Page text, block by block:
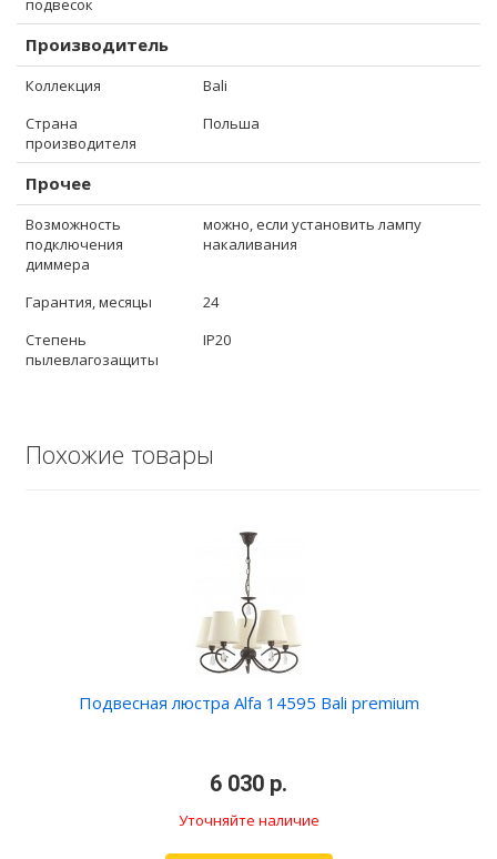
подвесок
Производитель
Коллекция
Bali
Страна
производителя
Польша
Прочее
Возможность
подключения
диммера
можно, если установить лампу
накаливания
Гарантия, месяцы
24
Степень
пылевлагозащиты
IP20
Похожие товары
Подвесная люстра Alfa 14595 Bali premium
6 030 р.
Уточняйте наличие